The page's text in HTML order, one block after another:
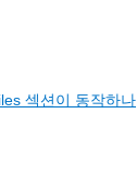
섹션이 동작하나